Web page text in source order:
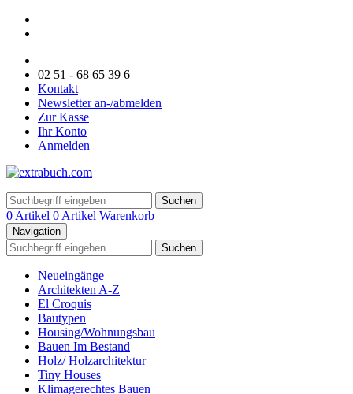
02 51 - 68 65 39 6
Kontakt
Newsletter an-/abmelden
Zur Kasse
Ihr Konto
Anmelden
Suchen
0 Artikel 0 Artikel Warenkorb
Navigation
Suchen
Neueingänge
Architekten A-Z
El Croquis
Bautypen
Housing/Wohnungsbau
Bauen Im Bestand
Holz/ Holzarchitektur
Tiny Houses
Klimagerechtes Bauen